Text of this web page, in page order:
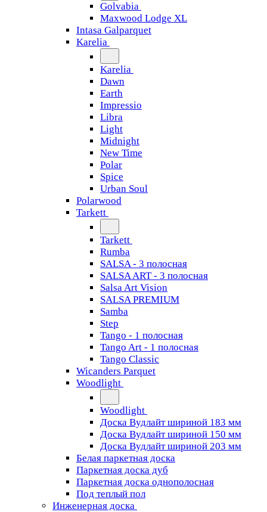
Golvabia
Maxwood Lodge XL
Intasa Galparquet
Karelia
Karelia
Dawn
Earth
Impressio
Libra
Light
Midnight
New Time
Polar
Spice
Urban Soul
Polarwood
Tarkett
Tarkett
Rumba
SALSA - 3 полосная
SALSA ART - 3 полосная
Salsa Art Vision
SALSA PREMIUM
Samba
Step
Tango - 1 полосная
Tango Art - 1 полосная
Tango Classiс
Wicanders Parquet
Woodlight
Woodlight
Доска Вудлайт шириной 183 мм
Доска Вудлайт шириной 150 мм
Доска Вудлайт шириной 203 мм
Белая паркетная доска
Паркетная доска дуб
Паркетная доска однополосная
Под теплый пол
Инженерная доска